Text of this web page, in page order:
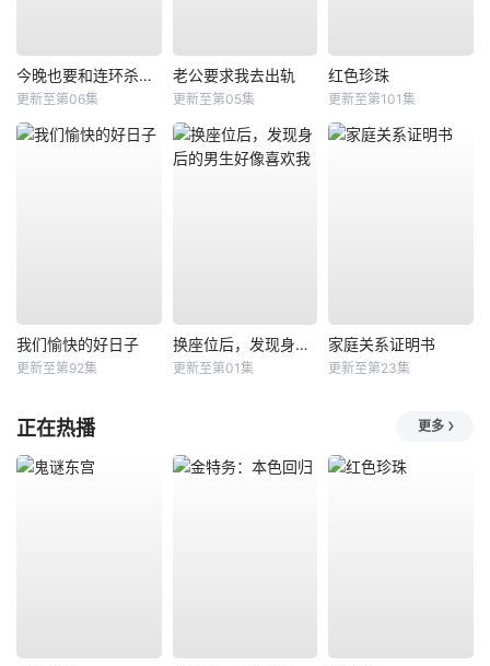
今晚也要和连环杀手约会
更新至第06集
老公要求我去出轨
更新至第05集
红色珍珠
更新至第101集
我们愉快的好日子
更新至第92集
换座位后，发现身后的男生好像喜欢我
更新至第01集
家庭关系证明书
更新至第23集
正在热播 更多